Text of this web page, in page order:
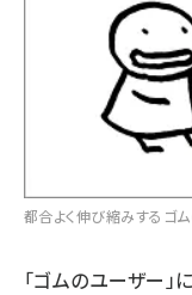
都合よく伸び縮みするゴ
「ゴムのユーザー」